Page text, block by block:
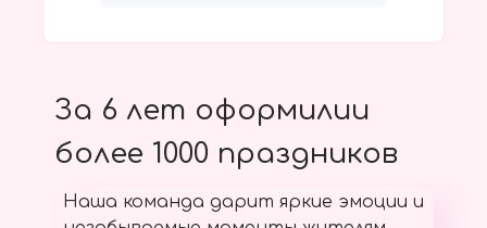
За 6 лет оформилии
более 1000 праздников
Наша команда дарит яркие эмоции и